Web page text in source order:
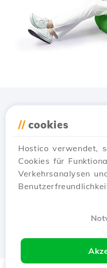
// cookies
Hostico verwendet,
Cookies für
Verkehrsanalysen